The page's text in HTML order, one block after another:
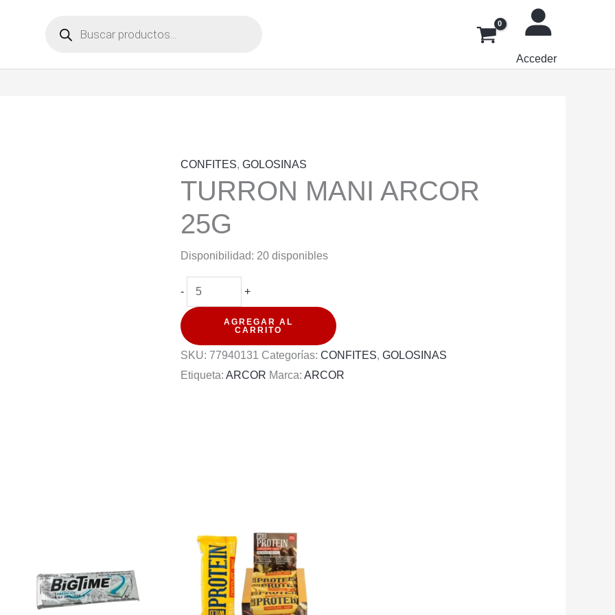
productos
Acceder
CONFITES,GOLOSINAS
TURRON MANI ARCOR
25G
Disponibilidad: 20 disponibles
-
TURRON
MANI
ARCOR
25G
+
AGREGAR AL
CARRITO
SKU: 77940131 Categorías:CONFITES,GOLOSINAS
Etiqueta:ARCOR Marca:ARCOR